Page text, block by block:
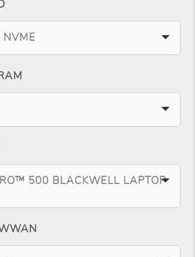
NVME
500 BLACKWELL LAPTOP